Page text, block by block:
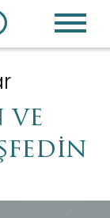
ve